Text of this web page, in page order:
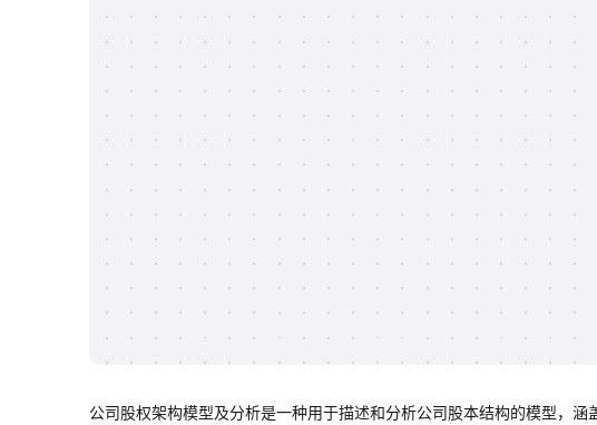
公司股权架构模型及分析是一种用于描述和分析公司股本结构的模型，